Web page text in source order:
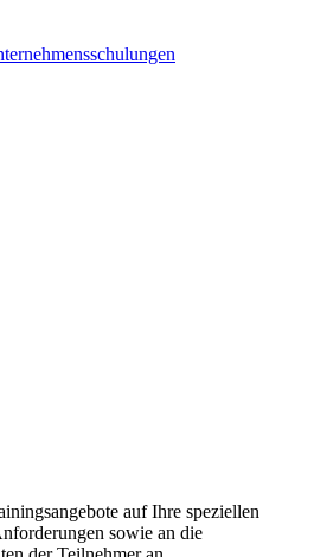
auf Ihre speziellen
sowie an die